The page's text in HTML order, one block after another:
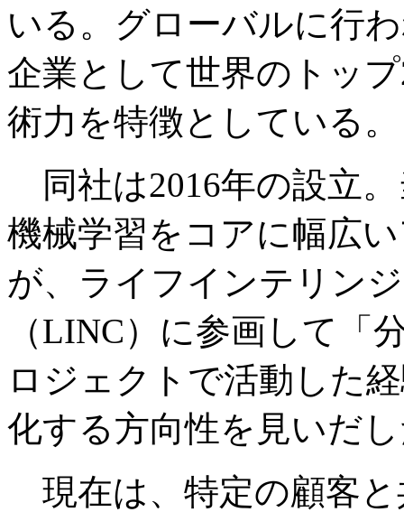
いる。グローバルに行
企業として世界のトッ
術力を特徴としている。
同社は2016年の設立
機械学習をコアに幅広
が、ライフインテリン
（LINC）に参画して「
ロジェクトで活動した
化する方向性を見いだ
現在は、特定の顧客